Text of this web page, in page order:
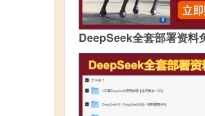
DeepSeek全套部署资料